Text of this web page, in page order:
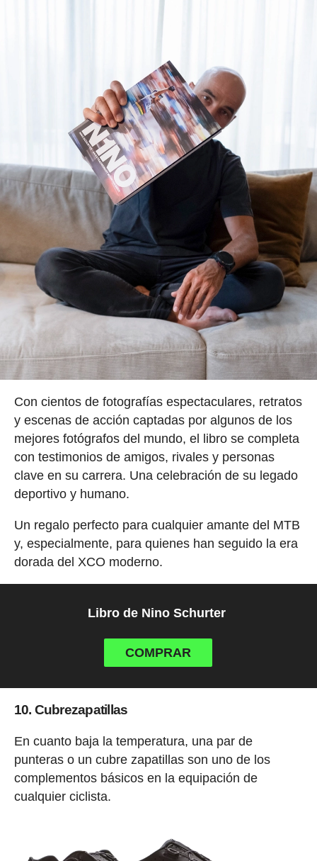
Con cientos de fotografías espectaculares, retratos
y escenas de acción captadas por algunos de los
mejores fotógrafos del mundo, el libro se completa
con testimonios de amigos, rivales y personas
clave en su carrera. Una celebración de su legado
deportivo y humano.
Un regalo perfecto para cualquier amante del MTB
y, especialmente, para quienes han seguido la era
dorada del XCO moderno.
Libro de Nino Schurter
COMPRAR
10. Cubrezapatillas
En cuanto baja la temperatura, una par de
punteras o un cubre zapatillas son uno de los
complementos básicos en la equipación de
cualquier ciclista.